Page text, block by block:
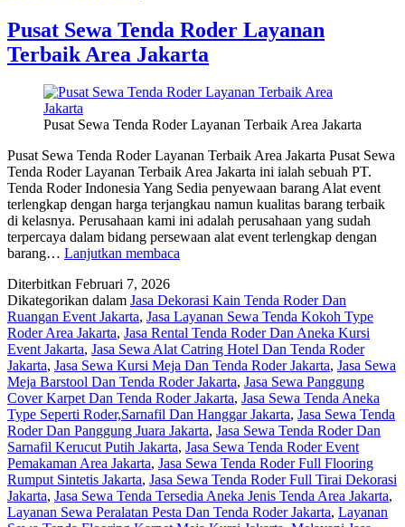
Pusat Sewa Tenda Roder Layanan
Terbaik Area Jakarta
Pusat Sewa Tenda Roder Layanan Terbaik Area Jakarta
Pusat Sewa Tenda Roder Layanan Terbaik Area Jakarta Pusat Sewa
Tenda Roder Layanan Terbaik Area Jakarta ini ialah sebuah PT.
Tenda Roder Indonesia Yang Sedia penyewaan barang Alat event
terlengkap dengan harga terjangkau namun kualitas barang terbaik
di kelasnya. Perusahaan kami ini adalah perusahaan yang sudah
terpercaya dalam bidang persewaan alat event terlengkap dengan
barang… Lanjutkan membaca
Roder
Layanan
Terbaik
Area
Jakarta
Diterbitkan Februari 7, 2026
Dikategorikan dalam Jasa Dekorasi Kain Tenda Roder Dan
Ruangan Event Jakarta, Jasa Layanan Sewa Tenda Kokoh Type
Roder Area Jakarta, Jasa Rental Tenda Roder Dan Aneka Kursi
Event Jakarta, Jasa Sewa Alat Catring Hotel Dan Tenda Roder
Jakarta, Jasa Sewa Kursi Meja Dan Tenda Roder Jakarta, Jasa Sewa
Meja Barstool Dan Tenda Roder Jakarta, Jasa Sewa Panggung
Cover Karpet Dan Tenda Roder Jakarta, Jasa Sewa Tenda Aneka
Type Seperti Roder,Sarnafil Dan Hanggar Jakarta, Jasa Sewa Tenda
Roder Dan Panggung Juara Jakarta, Jasa Sewa Tenda Roder Dan
Sarnafil Kerucut Putih Jakarta, Jasa Sewa Tenda Roder Event
Pemakaman Area Jakarta, Jasa Sewa Tenda Roder Full Flooring
Rumput Sintetis Jakarta, Jasa Sewa Tenda Roder Full Tirai Dekorasi
Jakarta, Jasa Sewa Tenda Tersedia Aneka Jenis Tenda Area Jakarta,
Layanan Sewa Peralatan Pesta Dan Tenda Roder Jakarta, Layanan